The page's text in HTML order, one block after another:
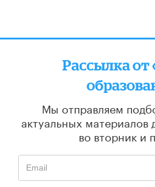
Рассылка от
Мы отправляем
актуальных материалов
во вторник и